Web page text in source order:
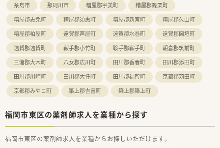
糸島市
那珂川市 糟屋郡宇美町
糟屋郡篠栗町
糟屋郡志免町
糟屋郡須惠町 糟屋郡新宮町
糟屋郡久山町
糟屋郡粕屋町
遠賀郡芦屋町 遠賀郡水巻町
遠賀郡岡垣町
遠賀郡遠賀町
鞍手郡小竹町 鞍手郡鞍手町
朝倉郡筑前町
三潴郡大木町
八女郡広川町 田川郡香春町
田川郡添田町
田川郡川崎町
田川郡大任町 田川郡福智町
京都郡苅田町
京都郡みやこ町
築上郡吉富町 築上郡築上町
福岡市東区の薬剤師求人を業種から探す
福岡市東区の薬剤師求人を業種からお探しいただけます。